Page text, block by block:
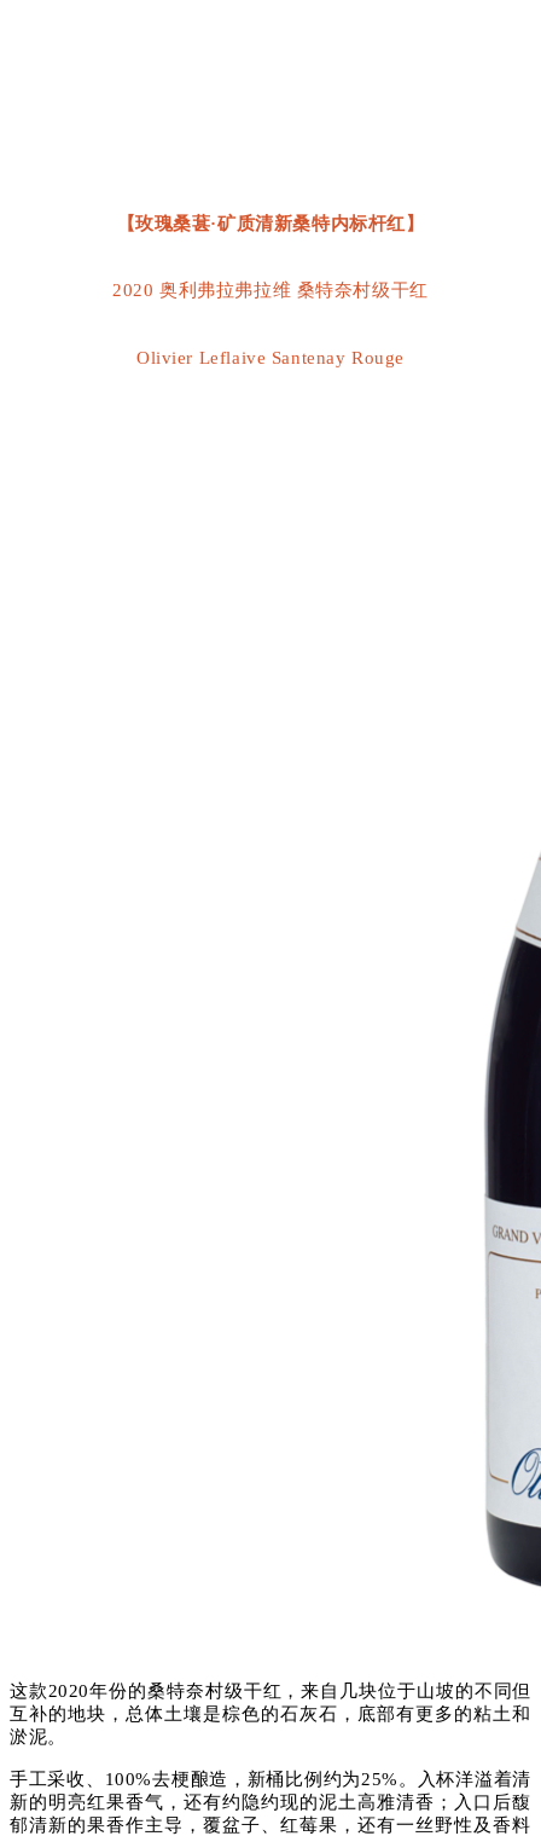
【玫瑰桑葚·矿质清新桑特内标杆红】
2020 奥利弗拉弗拉维 桑特奈村级干红
Olivier Leflaive Santenay Rouge
这款2020年份的桑特奈村级干红，来自几块位于山坡的不同但
互补的地块，总体土壤是棕色的石灰石，底部有更多的粘土和
淤泥。
手工采收、100%去梗酿造，新桶比例约为25%。入杯洋溢着清
新的明亮红果香气，还有约隐约现的泥土高雅清香；入口后馥
郁清新的果香作主导，覆盆子、红莓果，还有一丝野性及香料